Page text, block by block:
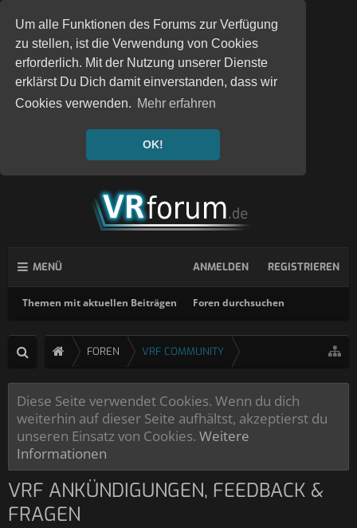
Um alle Funktionen des Forums zur Verfügung
zu stellen, ist die Verwendung von Cookies
erforderlich. Mit der Nutzung unserer Dienste
erklärst Du Dich damit einverstanden, dass wir
Cookies verwenden. Mehr erfahren
OK!
MENÜ
Themen mit aktuellen Beiträgen Foren durchsuchen
ANMELDEN REGISTRIEREN
FOREN VRF COMMUNITY
Diese Seite verwendet Cookies. Wenn du dich
weiterhin auf dieser Seite aufhältst, akzeptierst du
unseren Einsatz von Cookies. Weitere
Informationen
VRF ANKÜNDIGUNGEN, FEEDBACK &
FRAGEN